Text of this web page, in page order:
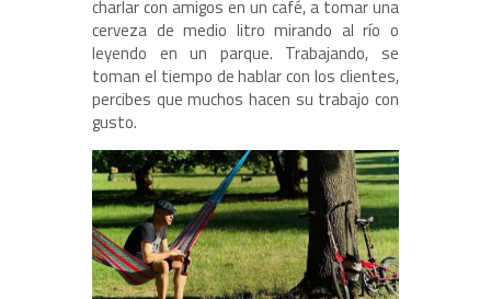
charlar con amigos en un café, a tomar una
cerveza de medio litro mirando al río o
leyendo en un parque. Trabajando, se
toman el tiempo de hablar con los clientes,
percibes que muchos hacen su trabajo con
gusto.